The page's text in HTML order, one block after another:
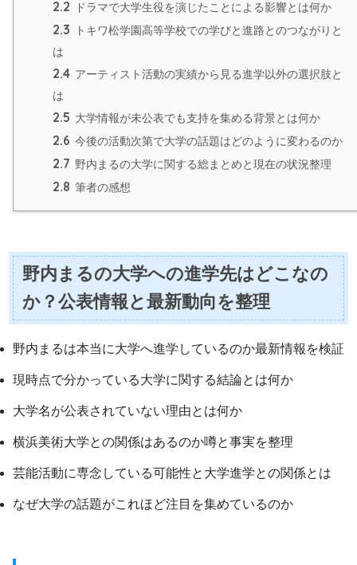
2.2 ドラマで大学生役を演じたことによる影響とは何か
2.3
トキワ松学園高等学校での学びと進路とのつながりと
は
2.4 アーティスト活動の実績から見る進学以外の選択肢と
は
2.5 大学情報が未公表でも支持を集める背景とは何か
2.6 今後の活動次第で大学の話題はどのように変わるのか
2.7 野内まるの大学に関する総まとめと現在の状況整理
2.8 筆者の感想
野内まるの大学への進学先はどこなの
か？公表情報と最新動向を整理
野内まるは本当に大学へ進学しているのか最新情報を検証
現時点で分かっている大学に関する結論とは何か
大学名が公表されていない理由とは何か
横浜美術大学との関係はあるのか噂と事実を整理
芸能活動に専念している可能性と大学進学との関係とは
なぜ大学の話題がこれほど注目を集めているのか